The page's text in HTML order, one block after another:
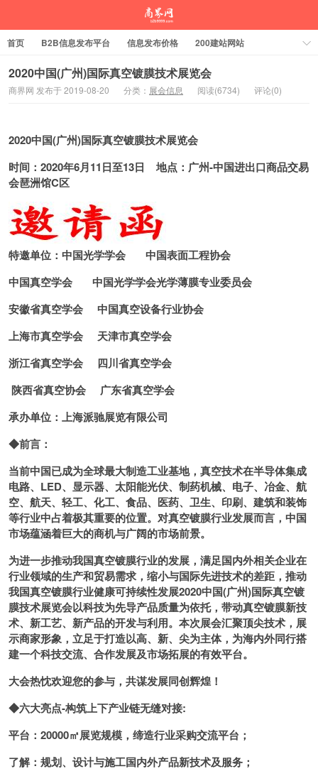
首页 B2B信息发布平台 信息发布价格 200建站网站
2020中国(广州)国际真空镀膜技术展览会
商界网 发布于 2019-08-20 分类： 展会信息 阅读(6734) 评论(0)
2020中国(广州)国际真空镀膜技术展览会
时间：2020年6月11日至13日 地点：广州-中国进出口商品交易
会琶洲馆C区
特邀单位：中国光学学会 中国表面工程协会
中国真空学会 中国光学学会光学薄膜专业委员会
安徽省真空学会 中国真空设备行业协会
上海市真空学会 天津市真空学会
浙江省真空学会 四川省真空学会
陕西省真空协会 广东省真空学会
承办单位：上海派驰展览有限公司
◆前言：
当前中国已成为全球最大制造工业基地，真空技术在半导体集成
电路、 LED、显示器、太阳能光伏、制药机械、电子、冶金、航
空、航天、轻工、化工、食品、医药、卫生、印刷、建筑和装饰
等行业中占着极其重要的位置。对真空镀膜行业发展而言，中国
市场蕴涵着巨大的商机与广阔的市场前景。
为进一步推动我国真空镀膜行业的发展，满足国内外相关企业在
行业领域的生产和贸易需求，缩小与国际先进技术的差距，推动
我国真空镀膜行业健康可持续性发展2020中国(广州)国际真空镀
膜技术展览会以科技为先导产品质量为依托，带动真空镀膜新技
术、新工艺、新产品的开发与利用。本次展会汇聚顶尖技术，展
示商家形象，立足于打造以高、新、尖为主体，为海内外同行搭
建一个科技交流、合作发展及市场拓展的有效平台。
大会热忱欢迎您的参与，共谋发展同创辉煌！
◆六大亮点-构筑上下产业链无缝对接:
平台：20000㎡展览规模，缔造行业采购交流平台；
了解：规划、设计与施工国内外产品新技术及服务；